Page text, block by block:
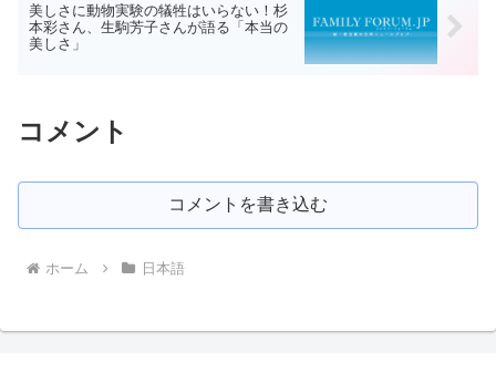
美しさに動物実験の犠牲はいらない！杉
本彩さん、生駒芳子さんが語る「本当の
美しさ」
コメント
コメントを書き込む
ホーム 日本語